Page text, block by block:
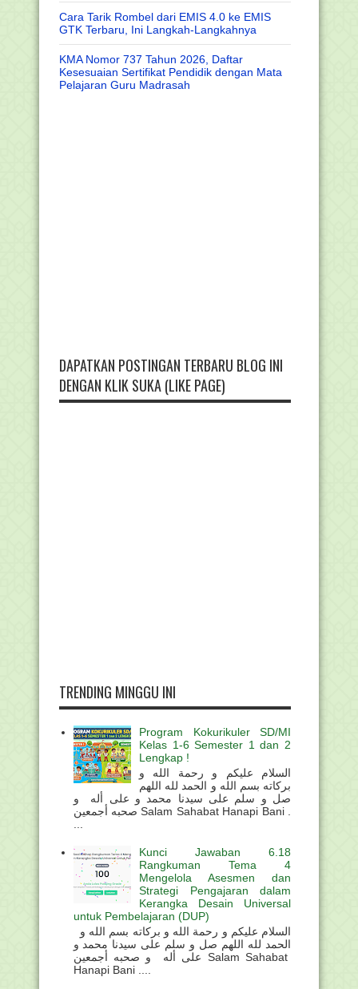
Cara Tarik Rombel dari EMIS 4.0 ke EMIS
GTK Terbaru, Ini Langkah-Langkahnya
KMA Nomor 737 Tahun 2026, Daftar
Kesesuaian Sertifikat Pendidik dengan Mata
Pelajaran Guru Madrasah
DAPATKAN POSTINGAN TERBARU BLOG INI
DENGAN KLIK SUKA (LIKE PAGE)
TRENDING MINGGU INI
Program Kokurikuler SD/MI
Kelas 1-6 Semester 1 dan 2
Lengkap !
السلام عليكم و رحمة الله و
بركاته بسم الله و الحمد لله اللهم
صل و سلم على سيدنا محمد و على أله و
صحبه أجمعين Salam Sahabat Hanapi Bani .
Kunci Jawaban 6.18
Rangkuman Tema 4
Mengelola Asesmen dan
Strategi Pengajaran dalam
Kerangka Desain Universal
untuk Pembelajaran (DUP)
الحمد لله اللهم صل و سلم على سيدنا محمد و
على أله و صحبه أجمعين Salam Sahabat
Hanapi Bani ....